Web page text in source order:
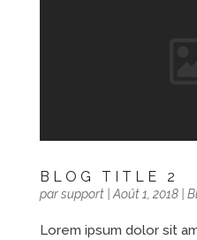
BLOG TITLE 2
parsupport|Août 1, 2018|
Lorem ipsum dolor sit